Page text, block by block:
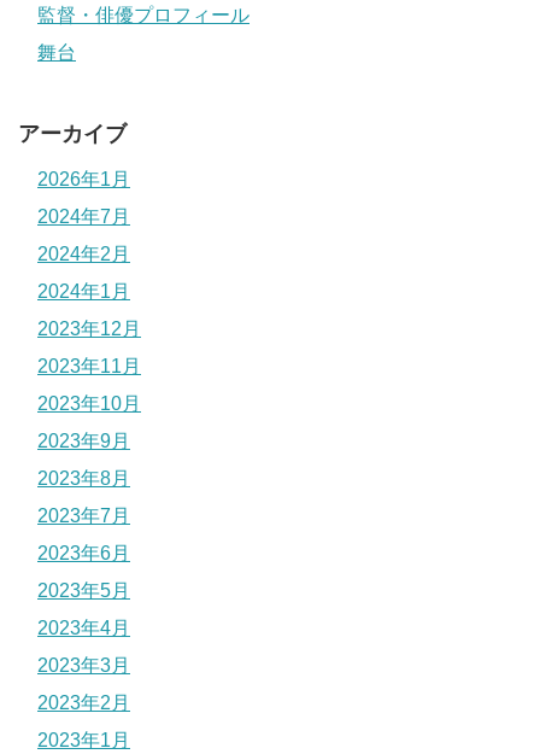
監督・俳優プロフィール
舞台
アーカイブ
2026年1月
2024年7月
2024年2月
2024年1月
2023年12月
2023年11月
2023年10月
2023年9月
2023年8月
2023年7月
2023年6月
2023年5月
2023年4月
2023年3月
2023年2月
2023年1月